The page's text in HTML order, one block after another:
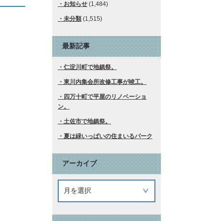
お知らせ (1,484)
未分類 (1,515)
最新記事
仁淀川町で地鎮祭。
東川内集会所改修工事が竣工。
四万十町で平屋のリノベーショ
ン。
土佐市で地鎮祭。
夏は緑いっぱいの住まいるパーク
アーカイブ